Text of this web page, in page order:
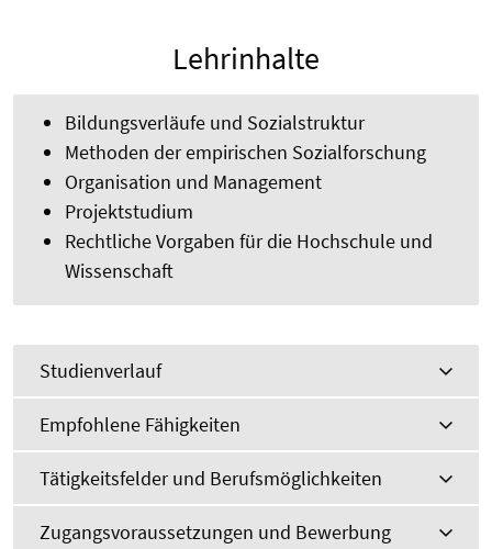
Lehrinhalte
Bildungsverläufe und Sozialstruktur
Methoden der empirischen Sozialforschung
Organisation und Management
Projektstudium
Rechtliche Vorgaben für die Hochschule und
Wissenschaft
Studienverlauf
Empfohlene Fähigkeiten
Tätigkeitsfelder und Berufsmöglichkeiten
Zugangsvoraussetzungen und Bewerbung